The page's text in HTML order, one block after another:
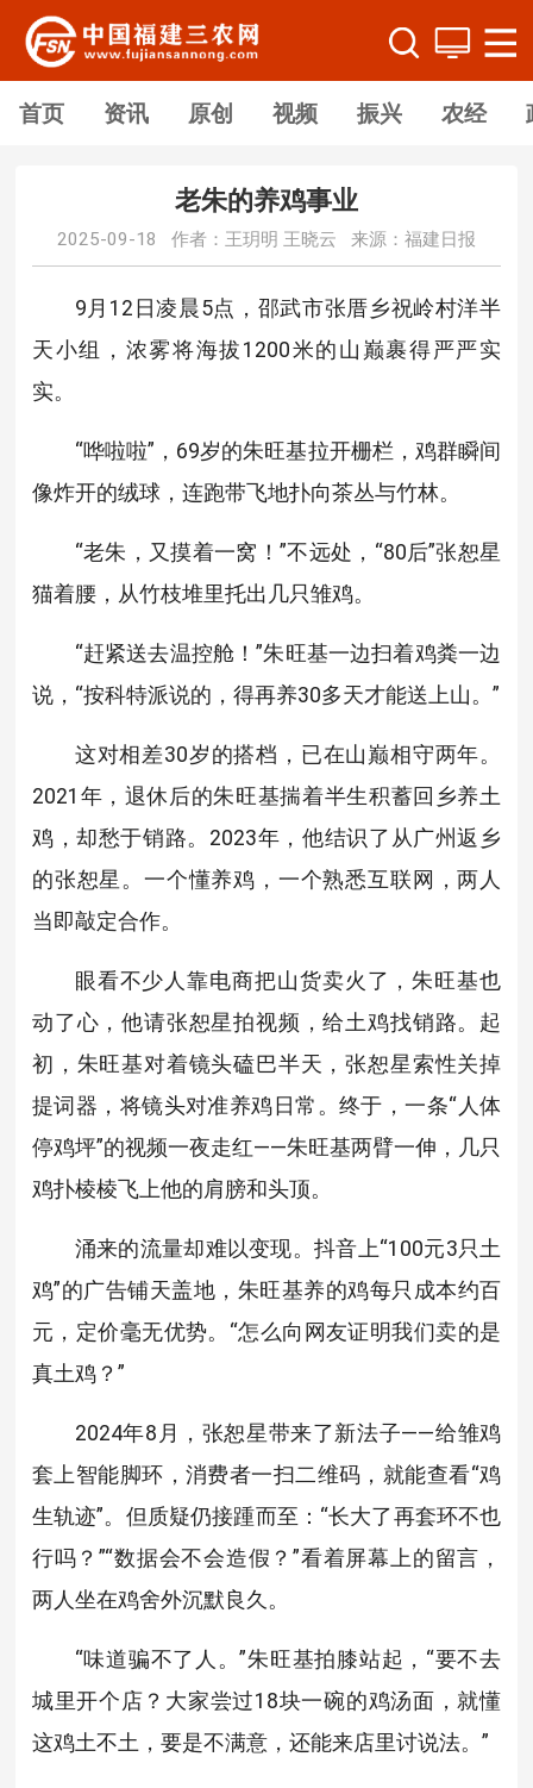
首页 资讯 原创 视频 振兴 农经
老朱的养鸡事业
2025-09-18 作者：王玥明 王晓云 来源：福建日报
9月12日凌晨5点，邵武市张厝乡祝岭村洋半
天小组，浓雾将海拔1200米的山巅裹得严严实
实。
“哗啦啦”，69岁的朱旺基拉开栅栏，鸡群瞬间
像炸开的绒球，连跑带飞地扑向茶丛与竹林。
“老朱，又摸着一窝！”不远处，“80后”张恕星
猫着腰，从竹枝堆里托出几只雏鸡。
“赶紧送去温控舱！”朱旺基一边扫着鸡粪一边
说，“按科特派说的，得再养30多天才能送上山。”
这对相差30岁的搭档，已在山巅相守两年。
2021年，退休后的朱旺基揣着半生积蓄回乡养土
鸡，却愁于销路。2023年，他结识了从广州返乡
的张恕星。一个懂养鸡，一个熟悉互联网，两人
当即敲定合作。
眼看不少人靠电商把山货卖火了，朱旺基也
动了心，他请张恕星拍视频，给土鸡找销路。起
初，朱旺基对着镜头磕巴半天，张恕星索性关掉
提词器，将镜头对准养鸡日常。终于，一条“人体
停鸡坪”的视频一夜走红——朱旺基两臂一伸，几只
鸡扑棱棱飞上他的肩膀和头顶。
涌来的流量却难以变现。抖音上“100元3只土
鸡”的广告铺天盖地，朱旺基养的鸡每只成本约百
元，定价毫无优势。“怎么向网友证明我们卖的是
真土鸡？”
2024年8月，张恕星带来了新法子——给雏鸡
套上智能脚环，消费者一扫二维码，就能查看“鸡
生轨迹”。但质疑仍接踵而至：“长大了再套环不也
行吗？”“数据会不会造假？”看着屏幕上的留言，
两人坐在鸡舍外沉默良久。
“味道骗不了人。”朱旺基拍膝站起，“要不去
城里开个店？大家尝过18块一碗的鸡汤面，就懂
这鸡土不土，要是不满意，还能来店里讨说法。”